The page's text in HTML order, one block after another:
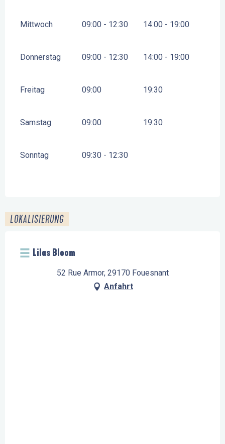
Mittwoch 09:00 - 12:30 14:00 - 19:00
Donnerstag 09:00 - 12:30 14:00 - 19:00
Freitag 09:00 19:30
Samstag 09:00 19:30
Sonntag 09:30 - 12:30
LOKALISIERUNG
Lilas Bloom
52 Rue Armor, 29170 Fouesnant
Anfahrt